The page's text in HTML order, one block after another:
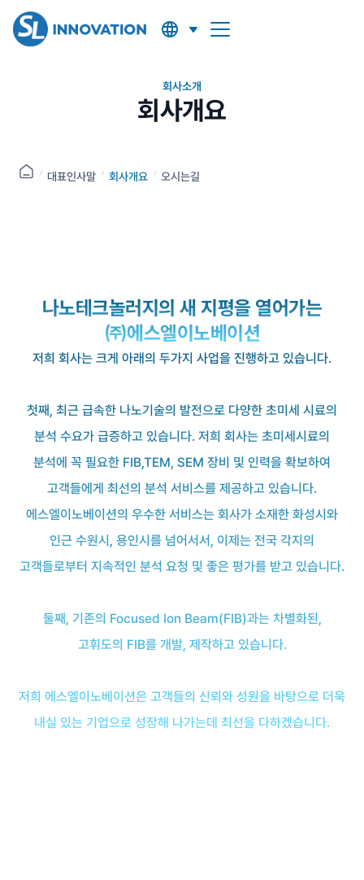
회사소개
회사개요
대표인사말 회사개요 오시는길
나노테크놀러지의 새 지평을 열어가는
㈜에스엘이노베이션
저희 회사는 크게 아래의 두가지 사업을 진행하고 있습니다.
첫째, 최근 급속한 나노기술의 발전으로 다양한 초미세 시료의
분석 수요가 급증하고 있습니다. 저희 회사는 초미세시료의
분석에 꼭 필요한 FIB,TEM, SEM 장비 및 인력을 확보하여
고객들에게 최선의 분석 서비스를 제공하고 있습니다.
에스엘이노베이션의 우수한 서비스는 회사가 소재한 화성시와
인근 수원시, 용인시를 넘어서서, 이제는 전국 각지의
고객들로부터 지속적인 분석 요청 및 좋은 평가를 받고 있습니다.
둘째, 기존의 Focused Ion Beam(FIB)과는 차별화된,
고휘도의 FIB를 개발, 제작하고 있습니다.
저희 에스엘이노베이션은 고객들의 신뢰와 성원을 바탕으로 더욱
내실 있는 기업으로 성장해 나가는데 최선을 다하겠습니다.